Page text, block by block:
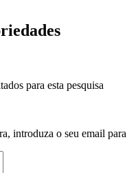
para esta pesquisa
introduza o seu email